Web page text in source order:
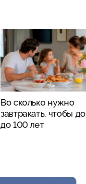
Во сколько нужно
завтракать, чтобы
до 100 лет